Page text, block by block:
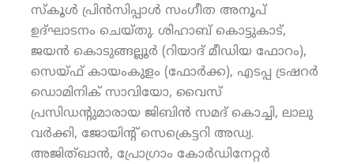
സ്‌കൂള്‍ പ്രിന്‍സിപ്പാള്‍ സംഗീത അനൂപ്
ഉദ്ഘാടനം ചെയ്തു. ശിഹാബ് കൊട്ടുകാട്,
ജയന്‍ കൊടുങ്ങല്ലൂര്‍ (റിയാദ് മീഡിയ ഫോറം),
സെയ്ഫ് കായംകുളം (ഫോര്‍ക്ക), എടപ്പ ട്രഷറര്‍
ഡൊമിനിക് സാവിയോ, വൈസ്
പ്രസിഡന്റുമാരായ ജിബിന്‍ സമദ് കൊച്ചി, ലാലു
വര്‍ക്കി, ജോയിന്റ് സെക്രെട്ടറി അഡ്വ.
അജിത്ഖാന്‍, പ്രോഗ്രാം കോര്‍ഡിനേറ്റര്‍